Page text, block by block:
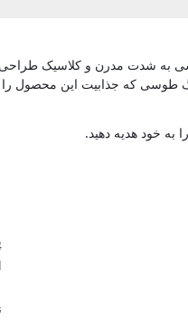
به شدت مدرن و کلاسیک طراحی
طوسی که جذابیت این محصول را
به خود هدیه دهید.